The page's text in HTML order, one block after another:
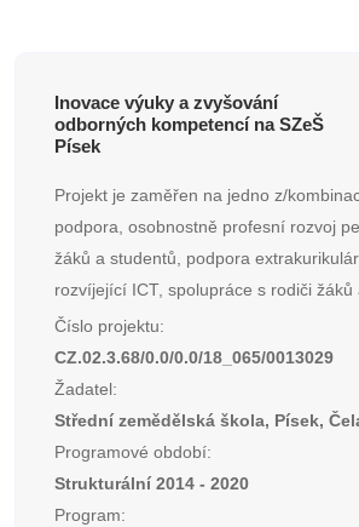
Inovace výuky a zvyšování
odborných kompetencí na SZeŠ
Písek
Projekt je zaměřen na jedno z/
podpora, osobnostně profesní rozvoj
žáků a studentů, podpora
rozvíjející ICT, spolupráce s rodiči
Číslo projektu:
CZ.02.3.68/0.0/0.0/18_065/0013029
Žadatel:
Střední zemědělská škola, Písek,
Programové období:
Strukturální 2014 - 2020
Program: